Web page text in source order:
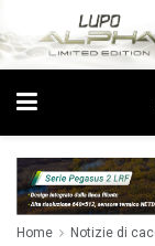
Home Notizie di